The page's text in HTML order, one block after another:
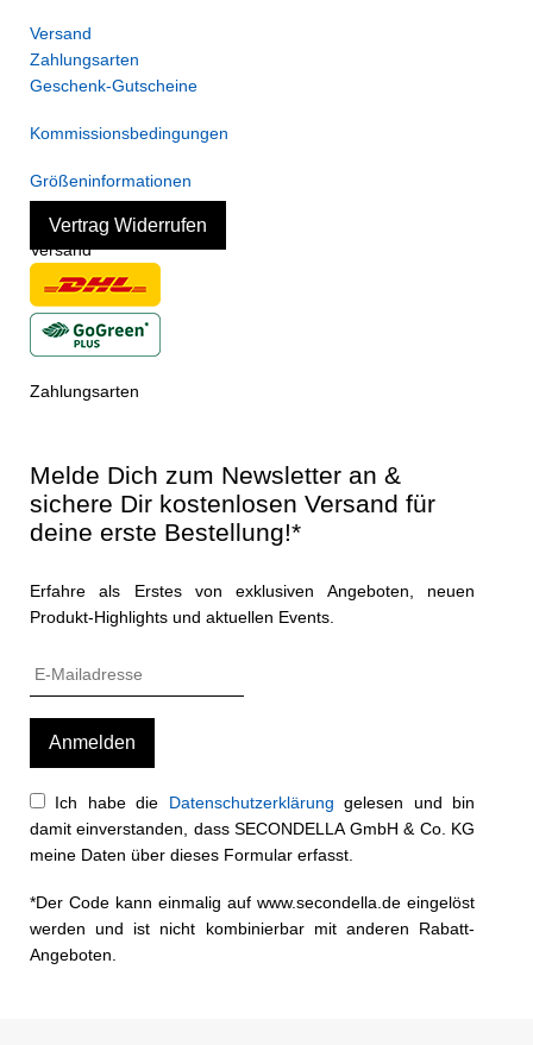
Versand
Zahlungsarten
Geschenk-Gutscheine
Kommissionsbedingungen
Größeninformationen
Vertrag Widerrufen
Versand
Zahlungsarten
Melde Dich zum Newsletter an &
sichere Dir kostenlosen Versand für
deine erste Bestellung!*
Erfahre als Erstes von exklusiven Angeboten, neuen
Produkt-Highlights und aktuellen Events.
Ich habe die Datenschutzerklärung gelesen und bin
damit einverstanden, dass SECONDELLA GmbH & Co. KG
meine Daten über dieses Formular erfasst.
*Der Code kann einmalig auf www.secondella.de eingelöst
werden und ist nicht kombinierbar mit anderen Rabatt-
Angeboten.